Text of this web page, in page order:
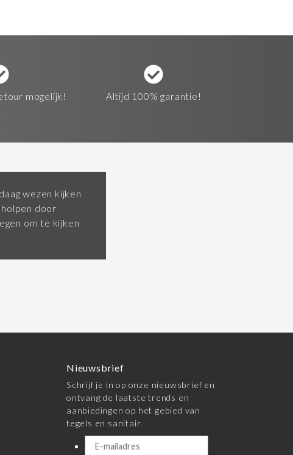
mogelijk! Altijd 100% garantie!
wezen kijken
door
om te kijken
Nieuwsbrief
Schrijf je in op onze nieuwsbrief en
ontvang de laatste trends en
aanbiedingen op het gebied van
tegels en sanitair.